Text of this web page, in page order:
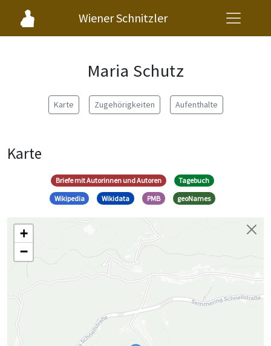
Wiener Schnitzler
Maria Schutz
Karte Zugehörigkeiten Aufenthalte
Karte
Briefe mit Autorinnen und Autoren
Tagebuch
Wikipedia
Wikidata PMB geoNames
+
−